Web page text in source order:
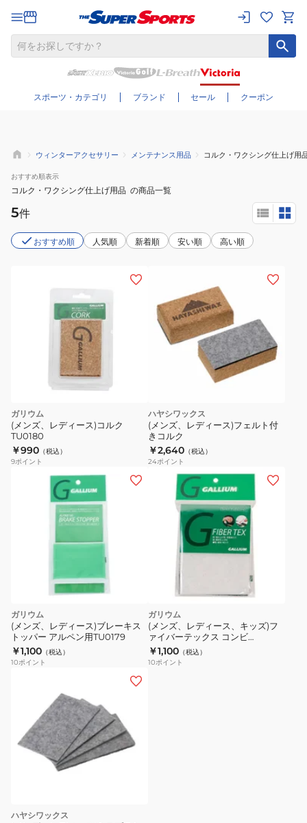
スポーツ・カテゴリ ブランド セール クーポン
さらに絞り込む
ウィンターアクセサリー メンテナンス用品 コルク・ワクシング仕上げ用
おすすめ順表示
コルク・ワクシング仕上げ用品 の商品一覧
5件
おすすめ順 人気順 新着順 安い順 高い順
ガリウム
(メンズ、レディース)コルク
TU0180
￥990 （税込）
9ポイント
ハヤシワックス
(メンズ、レディース)フェルト付
きコルク
￥2,640 （税込）
24ポイント
ガリウム
(メンズ、レディース)ブレーキス
トッパー アルペン用TU0179
￥1,100 （税込）
10ポイント
ガリウム
(メンズ、レディース、キッズ)フ
ァイバーテックス コンビ
20TU0015
￥1,100 （税込）
10ポイント
ハヤシワックス